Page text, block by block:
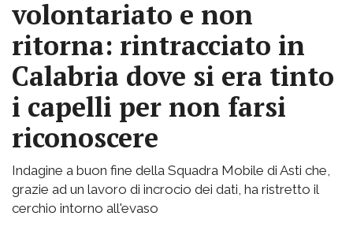
volontariato e non
ritorna: rintracciato in
Calabria dove si era tinto
i capelli per non farsi
riconoscere
Indagine a buon fine della Squadra Mobile di Asti che,
grazie ad un lavoro di incrocio dei dati, ha ristretto il
cerchio intorno all'evaso